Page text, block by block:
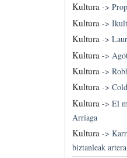
Kultura->
Kultura->
Kultura->
Kultura ->
Kultura->
Kultura->
Kultura-> El
Arriaga
Kultura->
biztanleak